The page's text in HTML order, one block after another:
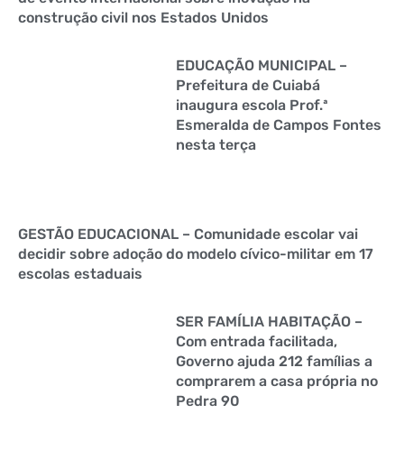
construção civil nos Estados Unidos
EDUCAÇÃO MUNICIPAL –
Prefeitura de Cuiabá
inaugura escola Prof.ª
Esmeralda de Campos Fontes
nesta terça
GESTÃO EDUCACIONAL – Comunidade escolar vai
decidir sobre adoção do modelo cívico-militar em 17
escolas estaduais
SER FAMÍLIA HABITAÇÃO –
Com entrada facilitada,
Governo ajuda 212 famílias a
comprarem a casa própria no
Pedra 90